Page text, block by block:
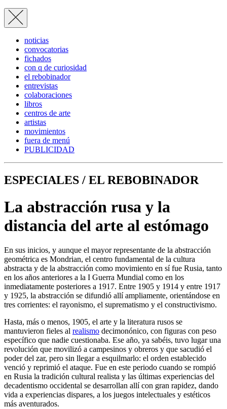
noticias
convocatorias
fichados
con q de curiosidad
el rebobinador
entrevistas
colaboraciones
libros
centros de arte
artistas
movimientos
fuera de menú
PUBLICIDAD
ESPECIALES / EL REBOBINADOR
La abstracción rusa y la
distancia del arte al estómago
En sus inicios, y aunque el mayor representante de la abstracción
geométrica es Mondrian, el centro fundamental de la cultura
abstracta y de la abstracción como movimiento en sí fue Rusia, tanto
en los años anteriores a la I Guerra Mundial como en los
inmediatamente posteriores a 1917. Entre 1905 y 1914 y entre 1917
y 1925, la abstracción se difundió allí ampliamente, orientándose en
tres corrientes: el rayonismo, el suprematismo y el constructivismo.
Hasta, más o menos, 1905, el arte y la literatura rusos se
mantuvieron fieles al realismo decimonónico, con figuras con peso
específico que nadie cuestionaba. Ese año, ya sabéis, tuvo lugar una
revolución que movilizó a campesinos y obreros y que sacudió el
poder del zar, pero sin llegar a esquilmarlo: el orden establecido
venció y reprimió el ataque. Fue en este periodo cuando se rompió
en Rusia la tradición cultural realista y las últimas experiencias del
decadentismo occidental se desarrollan allí con gran rapidez, dando
vida a experiencias dispares, a los juegos intelectuales y estéticos
más aventurados.